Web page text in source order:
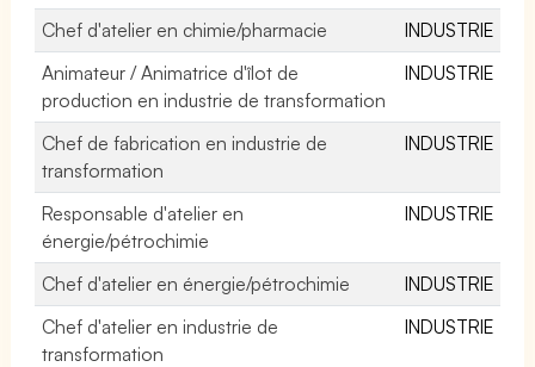
Chef d'atelier en chimie/pharmacie
INDUSTRIE
Animateur / Animatrice d'îlot de
production en industrie de transformation
INDUSTRIE
Chef de fabrication en industrie de
transformation
INDUSTRIE
Responsable d'atelier en
énergie/pétrochimie
INDUSTRIE
Chef d'atelier en énergie/pétrochimie
INDUSTRIE
Chef d'atelier en industrie de
transformation
INDUSTRIE